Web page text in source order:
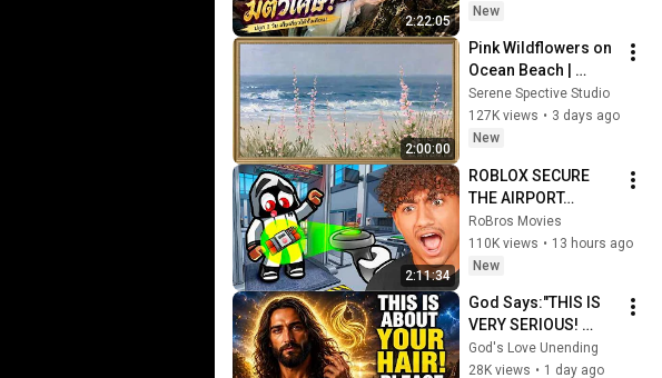
2:22:05
#cdrama #ai
New
2:00:00
Pink Wildflowers on
Ocean Beach |
Vintage Coastal
Seascape Oil
Painting | 4K
Screensaver
Serene Spective Studio
127K views • 3 days ago
New
2:11:34
ROBLOX SECURE
THE AIRPORT…
RoBros Movies
110K views • 13 hours ago
New
God Says:"THIS IS
VERY SERIOUS!
LISTEN TO THIS
URGENTLY!"/God
God's Love Unending
28K views • 1 day ago